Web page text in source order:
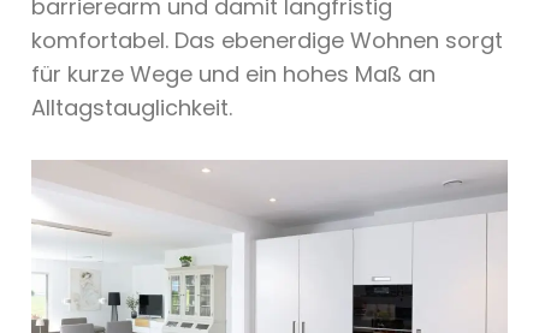
barrierearm und damit langfristig
komfortabel. Das ebenerdige Wohnen sorgt
für kurze Wege und ein hohes Maß an
Alltagstauglichkeit.